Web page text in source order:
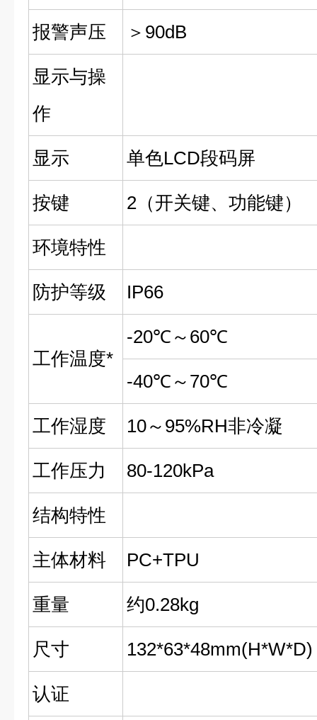
报警声压 ＞90dB
显示与操
作
显示 单色LCD段码屏
按键 2（开关键、功能键）
环境特性
防护等级 IP66
工作温度*
-20℃～60℃
-40℃～70℃
工作湿度 10～95%RH非冷凝
工作压力 80-120kPa
结构特性
主体材料 PC+TPU
重量 约0.28kg
尺寸 132*63*48mm(H*W*D)
认证